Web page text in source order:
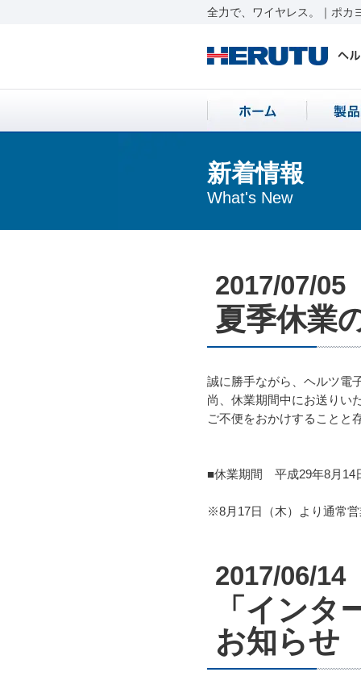
全力で、ワイヤレス。｜ポカ
新着情報
What's New
2017/07/05
夏季休業
誠に勝手ながら、ヘルツ電
尚、休業期間中にお送りい
ご不便をおかけすることと
■休業期間 平成29年8月14
※8月17日（木）より通常
2017/06/14
「イン
お知らせ